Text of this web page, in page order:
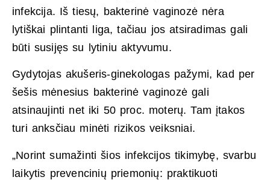
infekcija. Iš tiesų, bakterinė vaginozė nėra
lytiškai plintanti liga, tačiau jos atsiradimas gali
būti susijęs su lytiniu aktyvumu.
Gydytojas akušeris-ginekologas pažymi, kad per
šešis mėnesius bakterinė vaginozė gali
atsinaujinti net iki 50 proc. moterų. Tam įtakos
turi anksčiau minėti rizikos veiksniai.
„Norint sumažinti šios infekcijos tikimybę, svarbu
laikytis prevencinių priemonių: praktikuoti